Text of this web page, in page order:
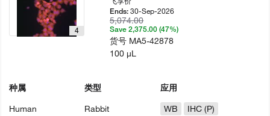
4
种属
Human
类型
Rabbit
应用
WB
IHC (P)
Ends:30-Sep-2026
5,074.00
Save 2,375.00 (47%)
货号 MA5-42878
100 µL